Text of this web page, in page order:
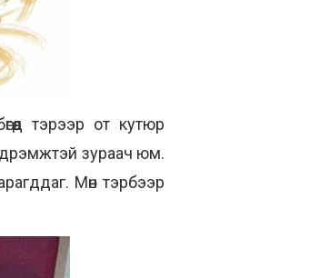
тэрээр от кутюр
зураач юм.
Мөн тэрбээр